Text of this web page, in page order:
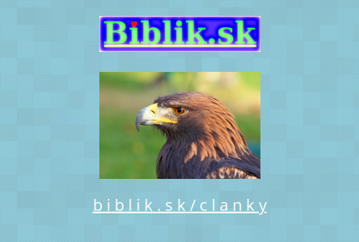
b i b l i k . s k / c l a n k y